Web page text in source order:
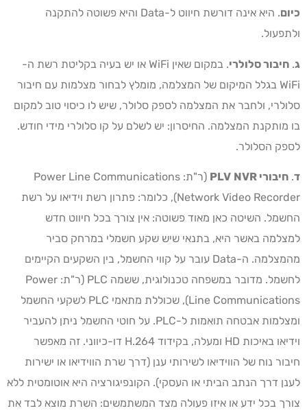
כיום
. היא אינה דורשת חיווט ל-Data והיא פשוטה להתקנה
ולתפעול.
ג. חיבור סלולרי
. במקום שאין WiFi או יש בעיה בקליטת רשת ה-
WiFi בגלל המיקום של המצלמה, מומלץ לבחור מצלמות עם חיבור
סלולרי, ולחבר את המצלמה לספק סלולר, שיש לו כיסוי טוב למקום
בו מותקנת המצלמה. החיסרון: יש לשלם על קו סלולרי מידי חודש.
לספק הסלולר.
ד. חיבורי PLV NVR
(ר"ת: Power Line Communications
Network Video Recorder), כלומר: פתרון רשת וידיאו על רשת
החשמל. השיטה כאן מאוד פשוטה: אין צורך בכל חיווט חדש
למצלמה באשר היא, בתנאי שיש שקע חשמלי במרחק סביר
מהמצלמה. ה-Data עובר על קווי החשמל, בין השקעים הקיימים
לחשמל. מדובר במשפחה טכנולוגית, ששמה PLC (ר"ת: Power
Line Communications), שכוללת מתאמי PLC לשקעי החשמל
ומצלמות אבטחה תואמות ל-PLC. על חוטי החשמל ניתן להעביר
וידיאו באיכות HD ומעלה, בקידוד H.264 דו-כיווני. זה מאפשר
חיבור נוח של הווידיאו לשירותי ענן (דרך שרת הווידיאו או ישירות
לענן דרך הנתב הביתי או העסקי). הקונפיגורציה היא אוטומטית ללא
צורך בכל ידע או איזו פעולה מצד המשתמשים: השרת מוצא לבד את